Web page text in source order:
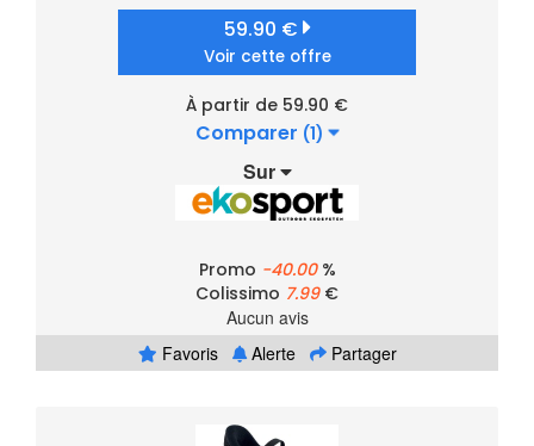
59.90 €
Voir cette offre
À partir de 59.90 €
Comparer (1)
Sur
Promo -40.00%
Colissimo 7.99€
Aucun avis
Favoris
Alerte Partager